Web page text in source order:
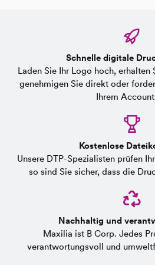
Schnelle digitale
Laden Sie Ihr Logo hoch, erhalten
genehmigen Sie direkt oder
Ihrem
Kostenlose
Unsere DTP-Spezialisten prüfen
so sind Sie sicher, dass die
Nachhaltig und
Maxilia ist B Corp. Jedes
verantwortungsvoll und